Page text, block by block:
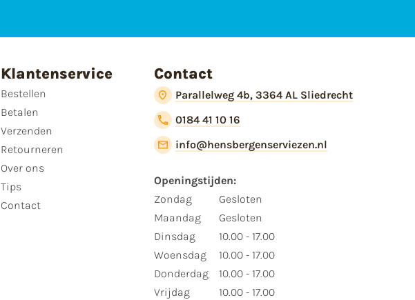
Klantenservice
Bestellen
Betalen
Verzenden
Retourneren
Over ons
Tips
Contact
Contact
Parallelweg 4b, 3364 AL Sliedrecht
0184 41 10 16
info@hensbergenserviezen.nl
Openingstijden:​
​Zondag
Maandag
Dinsdag
Woensdag
Donderdag
Vrijdag
Gesloten
Gesloten
10.00 - 17.00
10.00 - 17.00
10.00 - 17.00
10.00 - 17.00